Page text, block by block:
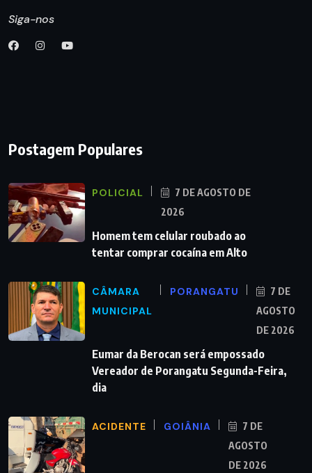
Siga-nos
Postagem Populares
POLICIAL
7 DE AGOSTO DE
2026
Homem tem celular roubado ao
tentar comprar cocaína em Alto
CÂMARA
MUNICIPAL
PORANGATU
7 DE
AGOSTO
DE 2026
Eumar da Berocan será empossado
Vereador de Porangatu Segunda-Feira,
dia
ACIDENTE GOIÂNIA
7 DE
AGOSTO
DE 2026